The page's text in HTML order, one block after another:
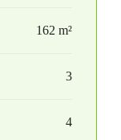
162 m²
3
4